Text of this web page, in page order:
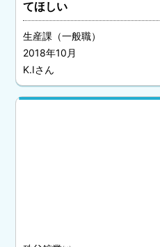
てほしい
生産課（一般職）
2018年10月
K.Iさん